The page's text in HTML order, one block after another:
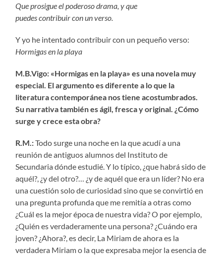
Que prosigue el poderoso drama, y que
puedes contribuir con un verso.
Y yo he intentado contribuir con un pequeño verso:
Hormigas en la playa
M.B.Vigo: «Hormigas en la playa» es una novela muy
especial. El argumento es diferente a lo que la
literatura contemporánea nos tiene acostumbrados.
Su narrativa también es ágil, fresca y original. ¿Cómo
surge y crece esta obra?
R.M.:Todo surge una noche en la que acudí a una
reunión de antiguos alumnos del Instituto de
Secundaria dónde estudié. Y lo típico, ¿que habrá sido de
aquél?, ¿y del otro?… ¿y de aquél que era un líder? No era
una cuestión solo de curiosidad sino que se convirtió en
una pregunta profunda que me remitía a otras como
¿Cuál es la mejor época de nuestra vida? O por ejemplo,
¿Quién es verdaderamente una persona? ¿Cuándo era
joven? ¿Ahora?, es decir, La Miriam de ahora es la
verdadera Miriam o la que expresaba mejor la esencia de